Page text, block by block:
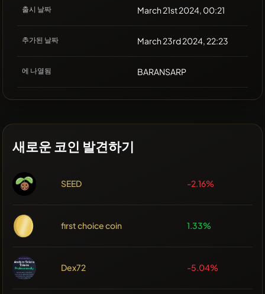
출시 날짜 March 21st 2024, 00:21
추가된 날짜 March 23rd 2024, 22:23
에 나열됨 BARANSARP
새로운 코인 발견하기
SEED -2.16%
first choice coin 1.33%
Dex72 -5.04%